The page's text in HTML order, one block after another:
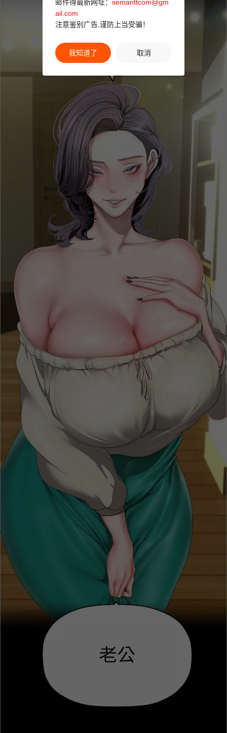
邮件得最新网址： semanttcom@gm
ail.com
注意鉴别广告,谨防上当受骗！
我知道了 取消